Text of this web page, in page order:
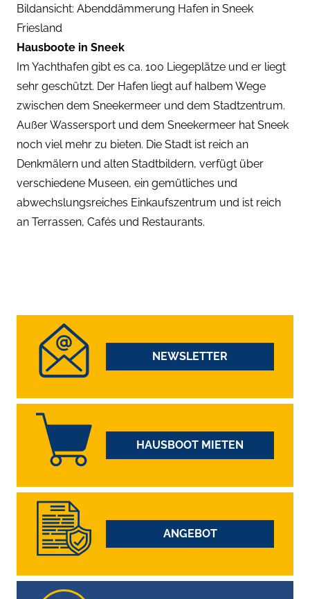
Bildansicht: Abenddämmerung Hafen in Sneek
Friesland
Hausboote in Sneek
Im Yachthafen gibt es ca. 100 Liegeplätze und er liegt
sehr geschützt. Der Hafen liegt auf halbem Wege
zwischen dem Sneekermeer und dem Stadtzentrum.
Außer Wassersport und dem Sneekermeer hat Sneek
noch viel mehr zu bieten. Die Stadt ist reich an
Denkmälern und alten Stadtbildern, verfügt über
verschiedene Museen, ein gemütliches und
abwechslungsreiches Einkaufszentrum und ist reich
an Terrassen, Cafés und Restaurants.
NEWSLETTER
HAUSBOOT MIETEN
ANGEBOT